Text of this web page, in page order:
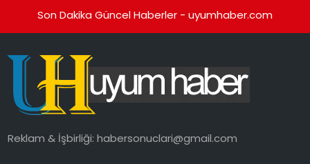
Son Dakika Güncel Haberler - uyumhaber.com
Reklam & İşbirliği:habersonuclari@gmail.com